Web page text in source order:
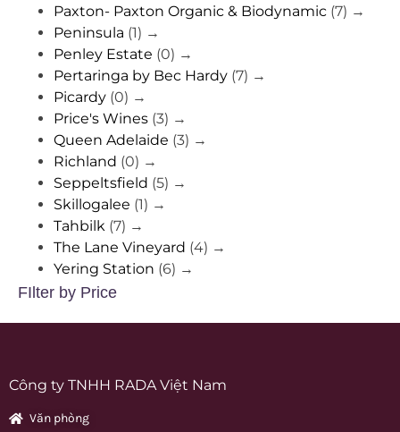
Paxton- Paxton Organic & Biodynamic (7) →
Peninsula (1) →
Penley Estate (0) →
Pertaringa by Bec Hardy (7) →
Picardy (0) →
Price's Wines (3) →
Queen Adelaide (3) →
Richland (0) →
Seppeltsfield (5) →
Skillogalee (1) →
Tahbilk (7) →
The Lane Vineyard (4) →
Yering Station (6) →
FIlter by Price
Công ty TNHH RADA Việt Nam
Văn phòng